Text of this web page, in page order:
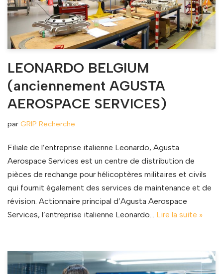
LEONARDO BELGIUM
(anciennement AGUSTA
AEROSPACE SERVICES)
par GRIP Recherche
Filiale de l’entreprise italienne Leonardo, Agusta
Aerospace Services est un centre de distribution de
pièces de rechange pour hélicoptères militaires et civils
qui fournit également des services de maintenance et de
révision. Actionnaire principal d’Agusta Aerospace
Services, l’entreprise italienne Leonardo… Lire la suite »